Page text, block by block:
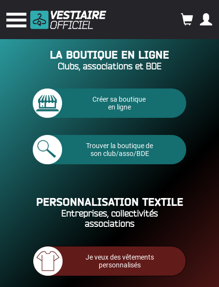
LA BOUTIQUE EN LIGNE
Clubs, associations et BDE
Créer sa boutique
en ligne
Trouver la boutique de
son club/asso/BDE
PERSONNALISATION TEXTILE
Entreprises, collectivités
associations
Je veux des vêtements
personnalisés